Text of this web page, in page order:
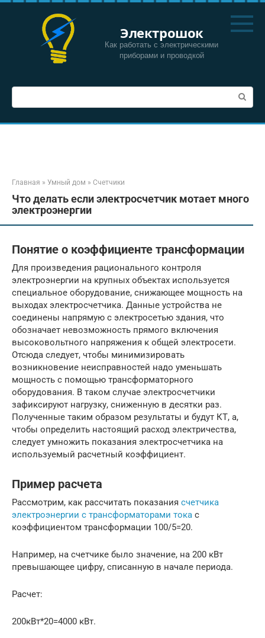
Перейти
Электрошок
Как работать с электрическими
приборами и проводкой
Поиск:
Главная » Умный дом » Счетчики
Что делать если электросчетчик мотает много
электроэнергии
Понятие о коэффициенте трансформации
Для произведения рационального контроля
электроэнергии на крупных объектах используется
специальное оборудование, снижающее мощность на
выходах электросчетчика. Данные устройства не
соединены напрямую с электросетью здания, что
обозначает невозможность прямого включения
высоковольтного напряжения к общей электросети.
Отсюда следует, чтобы минимизировать
возникновение неисправностей надо уменьшать
мощность с помощью трансформаторного
оборудования. В таком случае электросчетчики
зафиксируют нагрузку, сниженную в десятки раз.
Полученные таким образом результаты и будут КТ, а,
чтобы определить настоящий расход электричества,
следует умножить показания электросчетчика на
используемый расчетный коэффициент.
Пример расчета
Рассмотрим, как рассчитать показания счетчика
электроэнергии с трансформаторами тока с
коэффициентом трансформации 100/5=20.
Например, на счетчике было значение, на 200 кВт
превышающее цифру, списанную в начале периода.
Расчет:
200кВт*20=4000 кВт.